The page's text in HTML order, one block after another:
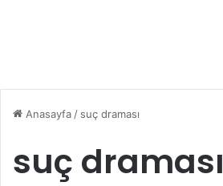
Anasayfa/ suç draması
suç draması